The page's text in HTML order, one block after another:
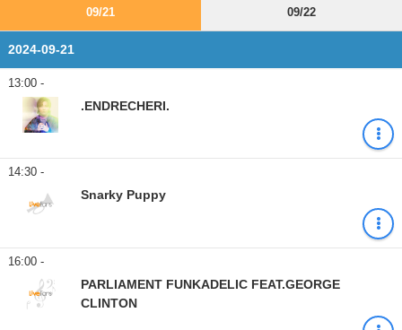
09/21 09/22
2024-09-21
13:00 -
.ENDRECHERI.
14:30 -
Snarky Puppy
16:00 -
PARLIAMENT FUNKADELIC FEAT.GEORGE
CLINTON